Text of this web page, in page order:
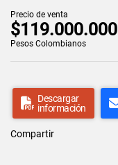
Precio de venta
$119.000.000
Pesos Colombianos
Descargar
información
Compartir